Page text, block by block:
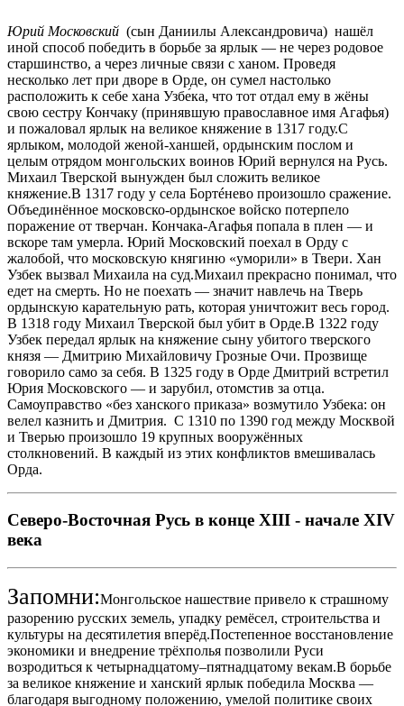
Юрий Московский (сын Даниилы Александровича) нашёл
иной способ победить в борьбе за ярлык — не через родовое
старшинство, а через личные связи с ханом. Проведя
несколько лет при дворе в Орде, он сумел настолько
расположить к себе хана Узбе́ка, что тот отдал ему в жёны
свою сестру Кончаку (принявшую православное имя Агафья)
и пожаловал ярлык на великое княжение в 1317 году.С
ярлыком, молодой женой-ханшей, ордынским послом и
целым отрядом монгольских воинов Юрий вернулся на Русь.
Михаил Тверской вынужден был сложить великое
княжение.В 1317 году у села Бортéнево произошло сражение.
Объединённое московско-ордынское войско потерпело
поражение от тверчан. Кончака-Агафья попала в плен — и
вскоре там умерла. Юрий Московский поехал в Орду с
жалобой, что московскую княгиню «уморили» в Твери. Хан
Узбек вызвал Михаила на суд.Михаил прекрасно понимал, что
едет на смерть. Но не поехать — значит навлечь на Тверь
ордынскую карательную рать, которая уничтожит весь город.
В 1318 году Михаил Тверской был убит в Орде.В 1322 году
Узбек передал ярлык на княжение сыну убитого тверского
князя — Дмитрию Михайловичу Грозные Очи. Прозвище
говорило само за себя. В 1325 году в Орде Дмитрий встретил
Юрия Московского — и зарубил, отомстив за отца.
Самоуправство «без ханского приказа» возмутило Узбека: он
велел казнить и Дмитрия. С 1310 по 1390 год между Москвой
и Тверью произошло 19 крупных вооружённых
столкновений. В каждый из этих конфликтов вмешивалась
Орда.
Северо-Восточная Русь в конце XIII - начале XIV
века
Запомни:Монгольское нашествие привело к страшному
разорению русских земель, упадку ремёсел, строительства и
культуры на десятилетия вперёд.Постепенное восстановление
экономики и внедрение трёхполья позволили Руси
возродиться к четырнадцатому–пятнадцатому векам.В борьбе
за великое княжение и ханский ярлык победила Москва —
благодаря выгодному положению, умелой политике своих